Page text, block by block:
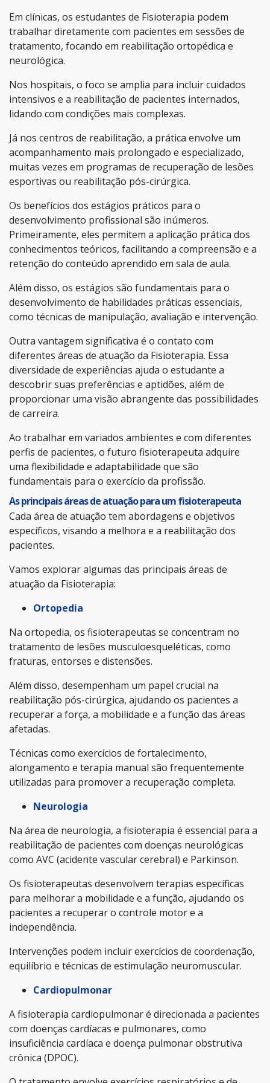
Em clínicas, os estudantes de Fisioterapia podem
trabalhar diretamente com pacientes em sessões de
tratamento, focando em reabilitação ortopédica e
neurológica.
Nos hospitais, o foco se amplia para incluir cuidados
intensivos e a reabilitação de pacientes internados,
lidando com condições mais complexas.
Já nos centros de reabilitação, a prática envolve um
acompanhamento mais prolongado e especializado,
muitas vezes em programas de recuperação de lesões
esportivas ou reabilitação pós-cirúrgica.
Os benefícios dos estágios práticos para o
desenvolvimento profissional são inúmeros.
Primeiramente, eles permitem a aplicação prática dos
conhecimentos teóricos, facilitando a compreensão e a
retenção do conteúdo aprendido em sala de aula.
Além disso, os estágios são fundamentais para o
desenvolvimento de habilidades práticas essenciais,
como técnicas de manipulação, avaliação e intervenção.
Outra vantagem significativa é o contato com
diferentes áreas de atuação da Fisioterapia. Essa
diversidade de experiências ajuda o estudante a
descobrir suas preferências e aptidões, além de
proporcionar uma visão abrangente das possibilidades
de carreira.
Ao trabalhar em variados ambientes e com diferentes
perfis de pacientes, o futuro fisioterapeuta adquire
uma flexibilidade e adaptabilidade que são
fundamentais para o exercício da profissão.
As principais áreas de atuação para um fisioterapeuta
Cada área de atuação tem abordagens e objetivos
específicos, visando a melhora e a reabilitação dos
pacientes.
Vamos explorar algumas das principais áreas de
atuação da Fisioterapia:
Ortopedia
Na ortopedia, os fisioterapeutas se concentram no
tratamento de lesões musculoesqueléticas, como
fraturas, entorses e distensões.
Além disso, desempenham um papel crucial na
reabilitação pós-cirúrgica, ajudando os pacientes a
recuperar a força, a mobilidade e a função das áreas
afetadas.
Técnicas como exercícios de fortalecimento,
alongamento e terapia manual são frequentemente
utilizadas para promover a recuperação completa.
Neurologia
Na área de neurologia, a fisioterapia é essencial para a
reabilitação de pacientes com doenças neurológicas
como AVC (acidente vascular cerebral) e Parkinson.
Os fisioterapeutas desenvolvem terapias específicas
para melhorar a mobilidade e a função, ajudando os
pacientes a recuperar o controle motor e a
independência.
Intervenções podem incluir exercícios de coordenação,
equilíbrio e técnicas de estimulação neuromuscular.
Cardiopulmonar
A fisioterapia cardiopulmonar é direcionada a pacientes
com doenças cardíacas e pulmonares, como
insuficiência cardíaca e doença pulmonar obstrutiva
crônica (DPOC).